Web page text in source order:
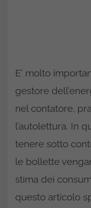
E’ molto
gestore
nel contatore,
l’autolettura. In
tenere sotto
le bollette
stima dei
questo articolo